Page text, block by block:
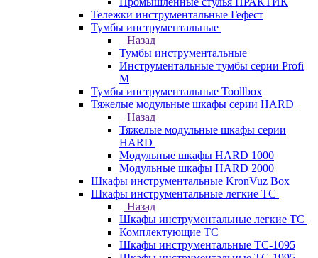
Тележки инструментальные Гефест
Тумбы инструментальные
Назад
Тумбы инструментальные
Инструментальные тумбы серии Profi
M
Тумбы инструментальные Toollbox
Тяжелые модульные шкафы серии HARD
Назад
Тяжелые модульные шкафы серии
HARD
Модульные шкафы HARD 1000
Модульные шкафы HARD 2000
Шкафы инструментальные KronVuz Box
Шкафы инструментальные легкие ТС
Назад
Шкафы инструментальные легкие ТС
Комплектующие ТС
Шкафы инструментальные TC-1095